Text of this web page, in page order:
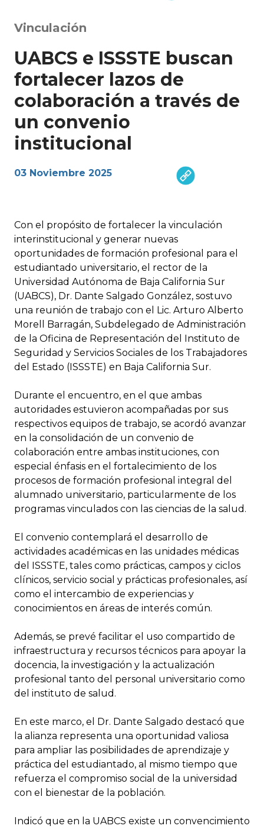
Vinculación
UABCS e ISSSTE buscan
fortalecer lazos de
colaboración a través de
un convenio
institucional
03 Noviembre 2025
Con el propósito de fortalecer la vinculación
interinstitucional y generar nuevas
oportunidades de formación profesional para el
estudiantado universitario, el rector de la
Universidad Autónoma de Baja California Sur
(UABCS), Dr. Dante Salgado González, sostuvo
una reunión de trabajo con el Lic. Arturo Alberto
Morell Barragán, Subdelegado de Administración
de la Oficina de Representación del Instituto de
Seguridad y Servicios Sociales de los Trabajadores
del Estado (ISSSTE) en Baja California Sur.
Durante el encuentro, en el que ambas
autoridades estuvieron acompañadas por sus
respectivos equipos de trabajo, se acordó avanzar
en la consolidación de un convenio de
colaboración entre ambas instituciones, con
especial énfasis en el fortalecimiento de los
procesos de formación profesional integral del
alumnado universitario, particularmente de los
programas vinculados con las ciencias de la salud.
El convenio contemplará el desarrollo de
actividades académicas en las unidades médicas
del ISSSTE, tales como prácticas, campos y ciclos
clínicos, servicio social y prácticas profesionales, así
como el intercambio de experiencias y
conocimientos en áreas de interés común.
Además, se prevé facilitar el uso compartido de
infraestructura y recursos técnicos para apoyar la
docencia, la investigación y la actualización
profesional tanto del personal universitario como
del instituto de salud.
En este marco, el Dr. Dante Salgado destacó que
la alianza representa una oportunidad valiosa
para ampliar las posibilidades de aprendizaje y
práctica del estudiantado, al mismo tiempo que
refuerza el compromiso social de la universidad
con el bienestar de la población.
Indicó que en la UABCS existe un convencimiento